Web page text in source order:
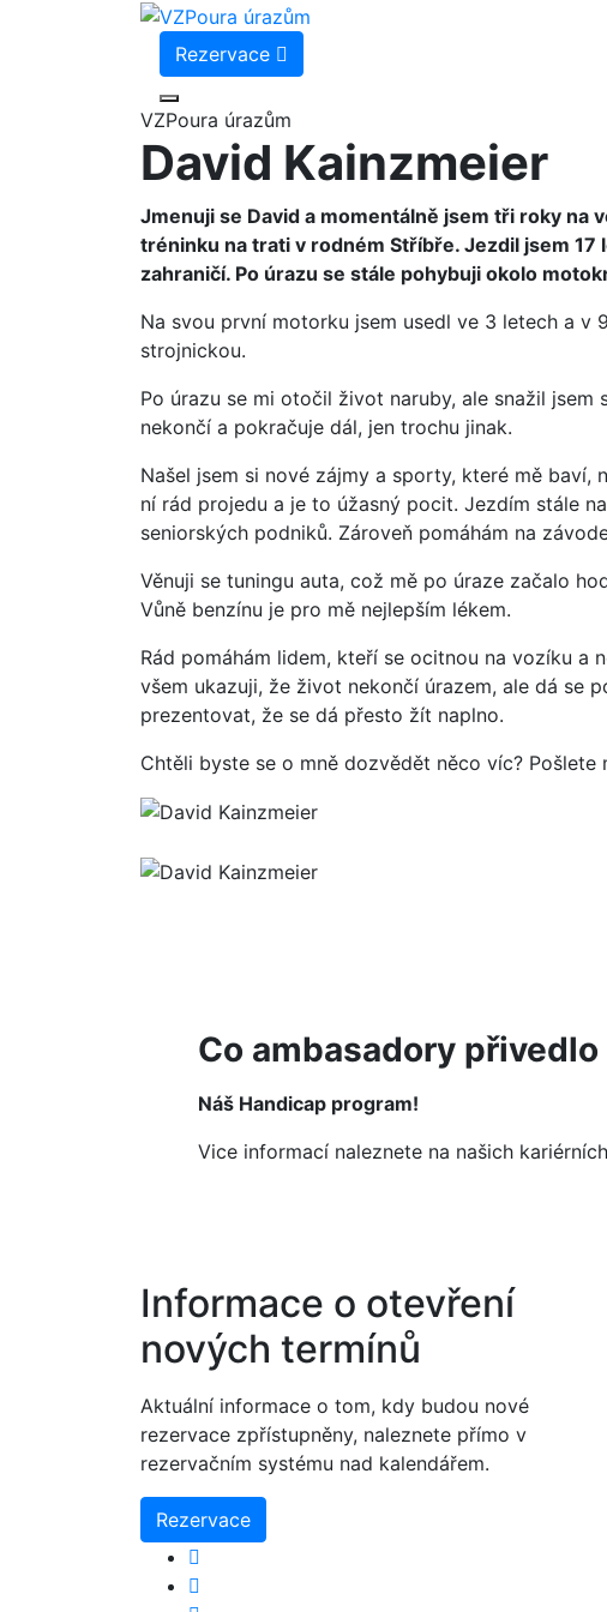
Rezervace
VZPoura úrazům
David Kainzmeier
Jmenuji se David a momentálně jsem tři roky na
tréninku na trati v rodném Stříbře. Jezdil jsem
zahraničí. Po úrazu se stále pohybuji okolo
Na svou první motorku jsem usedl ve 3 letech a v
strojnickou.
Po úrazu se mi otočil život naruby, ale snažil
nekončí a pokračuje dál, jen trochu jinak.
Našel jsem si nové zájmy a sporty, které mě baví,
ní rád projedu a je to úžasný pocit. Jezdím stále
seniorských podniků. Zároveň pomáhám na
Věnuji se tuningu auta, což mě po úraze začalo
Vůně benzínu je pro mě nejlepším lékem.
Rád pomáhám lidem, kteří se ocitnou na vozíku
všem ukazuji, že život nekončí úrazem, ale dá se
prezentovat, že se dá přesto žít naplno.
Chtěli byste se o mně dozvědět něco víc? Pošlete
Co ambasadory přivedlo
Náš Handicap program!
Vice informací naleznete na našich
Informace o otevření
nových termínů
Aktuální informace o tom, kdy budou nové
rezervace zpřístupněny, naleznete přímo v
rezervačním systému nad kalendářem.
Rezervace